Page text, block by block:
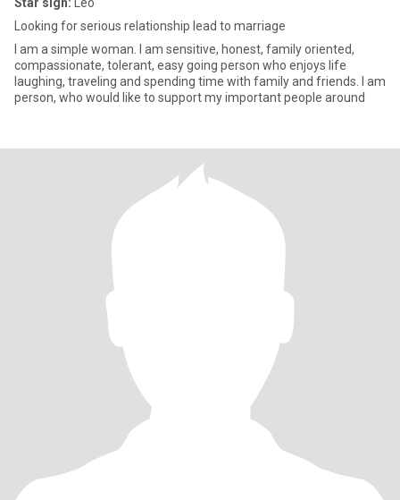
Looking for serious relationship lead to marriage
I am a simple woman. I am sensitive, honest, family oriented,
compassionate, tolerant, easy going person who enjoys life
laughing, traveling and spending time with family and friends. I am
person, who would like to support my important people around